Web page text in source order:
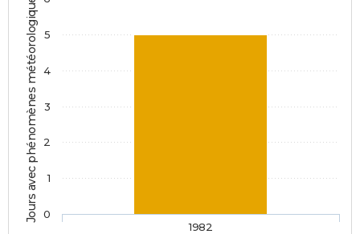
Jours avec phénomènes météorologiques
1982
0
1
2
3
4
5